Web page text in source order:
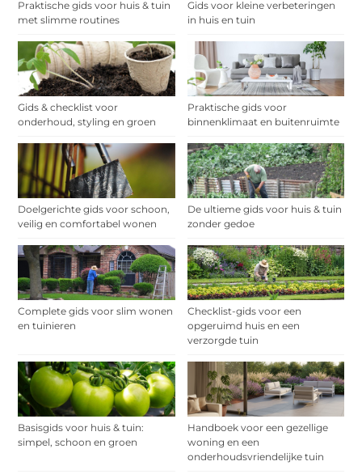
Praktische gids voor huis & tuin
met slimme routines
Gids voor kleine verbeteringen
in huis en tuin
Gids & checklist voor
onderhoud, styling en groen
Praktische gids voor
binnenklimaat en buitenruimte
Doelgerichte gids voor schoon,
veilig en comfortabel wonen
De ultieme gids voor huis & tuin
zonder gedoe
Complete gids voor slim wonen
en tuinieren
Checklist-gids voor een
opgeruimd huis en een
verzorgde tuin
Basisgids voor huis & tuin:
simpel, schoon en groen
Handboek voor een gezellige
woning en een
onderhoudsvriendelijke tuin